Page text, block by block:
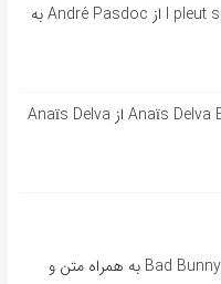
آهنگ فرانسوی l pleut sur la route از André Pasdoc به
آهنگ فرانسوی Anaïs Delva Et je danse از Anaïs Delva
آهنگ اسپانیایی Andrea از Bad Bunny به همراه متن و